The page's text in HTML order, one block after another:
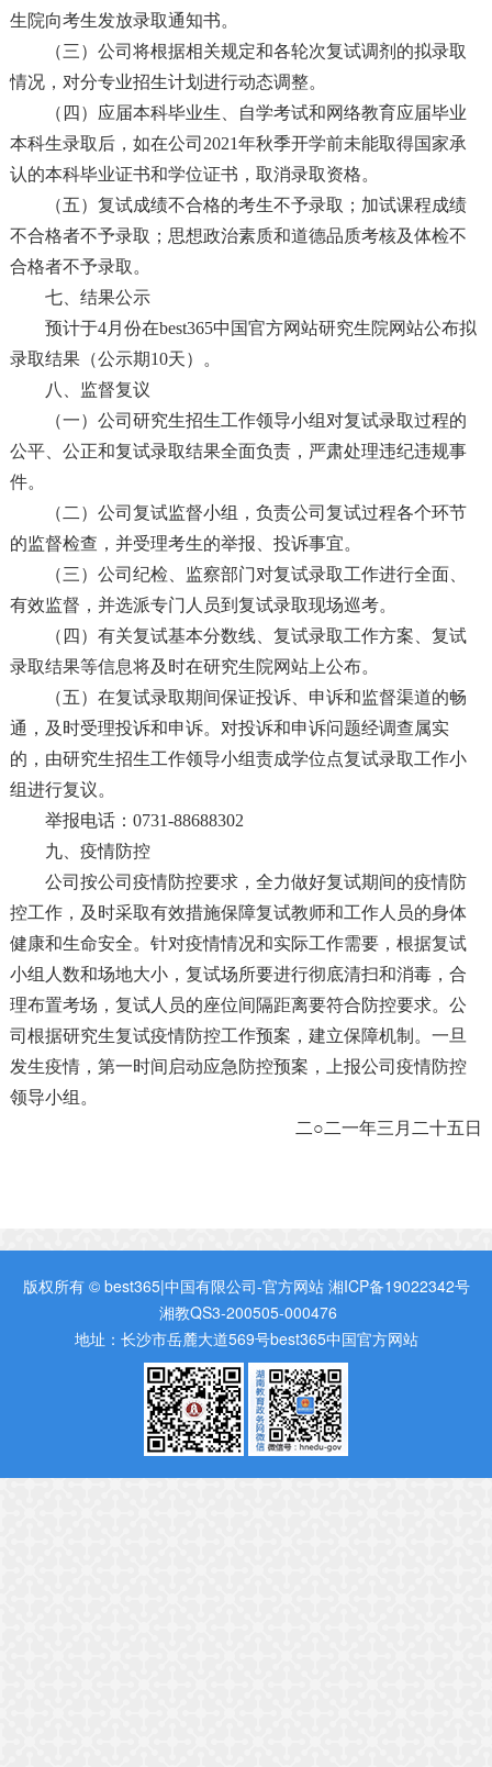
生院向考生发放录取通知书。
（三）公司将根据相关规定和各轮次复试调剂的拟录取
情况，对分专业招生计划进行动态调整。
（四）应届本科毕业生、自学考试和网络教育应届毕业
本科生录取后，如在公司2021年秋季开学前未能取得国家承
认的本科毕业证书和学位证书，取消录取资格。
（五）复试成绩不合格的考生不予录取；加试课程成绩
不合格者不予录取；思想政治素质和道德品质考核及体检不
合格者不予录取。
七、结果公示
预计于4月份在best365中国官方网站研究生院网站公布拟
录取结果（公示期10天）。
八、监督复议
（一）公司研究生招生工作领导小组对复试录取过程的
公平、公正和复试录取结果全面负责，严肃处理违纪违规事
件。
（二）公司复试监督小组，负责公司复试过程各个环节
的监督检查，并受理考生的举报、投诉事宜。
（三）公司纪检、监察部门对复试录取工作进行全面、
有效监督，并选派专门人员到复试录取现场巡考。
（四）有关复试基本分数线、复试录取工作方案、复试
录取结果等信息将及时在研究生院网站上公布。
（五）在复试录取期间保证投诉、申诉和监督渠道的畅
通，及时受理投诉和申诉。对投诉和申诉问题经调查属实
的，由研究生招生工作领导小组责成学位点复试录取工作小
组进行复议。
举报电话：0731-88688302
九、疫情防控
公司按公司疫情防控要求，全力做好复试期间的疫情防
控工作，及时采取有效措施保障复试教师和工作人员的身体
健康和生命安全。针对疫情情况和实际工作需要，根据复试
小组人数和场地大小，复试场所要进行彻底清扫和消毒，合
理布置考场，复试人员的座位间隔距离要符合防控要求。公
司根据研究生复试疫情防控工作预案，建立保障机制。一旦
发生疫情，第一时间启动应急防控预案，上报公司疫情防控
领导小组。
二○二一年三月二十五日
版权所有 © best365|中国有限公司-官方网站 湘ICP备19022342号
湘教QS3-200505-000476
地址：长沙市岳麓大道569号best365中国官方网站